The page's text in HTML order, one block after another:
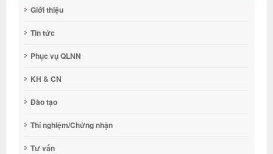
Giới thiệu
Tin tức
Phục vụ QLNN
KH & CN
Đào tạo
Thí nghiệm/Chứng nhận
Tư vấn